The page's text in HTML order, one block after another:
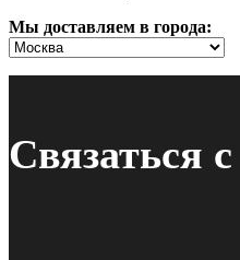
Мы доставляем в города:
Связаться